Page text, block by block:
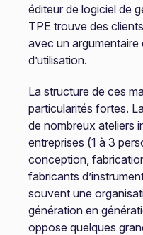
éditeur de logiciel de
TPE trouve des
avec un argumentaire
d’utilisation.
La structure de ces
particularités fortes.
de nombreux ateliers
entreprises (1 à 3
conception,
fabricants
souvent une
génération en
oppose quelques